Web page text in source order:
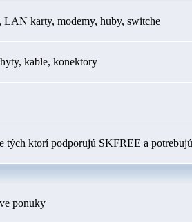
karty, modemy, huby, switche
kable, konektory
tých ktorí podporujú SKFREE a
ponuky